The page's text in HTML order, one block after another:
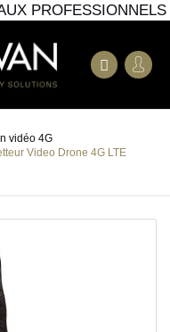
PROFESSIONNELS
vidéo 4G
Video Drone 4G LTE